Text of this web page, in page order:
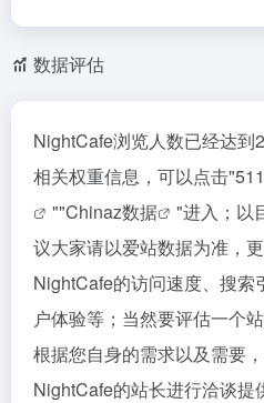
数据评估
NightCafe浏览人数已经达到
相关权重信息，可以点击"
""Chinaz数据
"进入；以
议大家请以爱站数据为准，
NightCafe的访问速度、搜索
户体验等；当然要评估一个
根据您自身的需求以及需要
NightCafe的站长进行洽谈